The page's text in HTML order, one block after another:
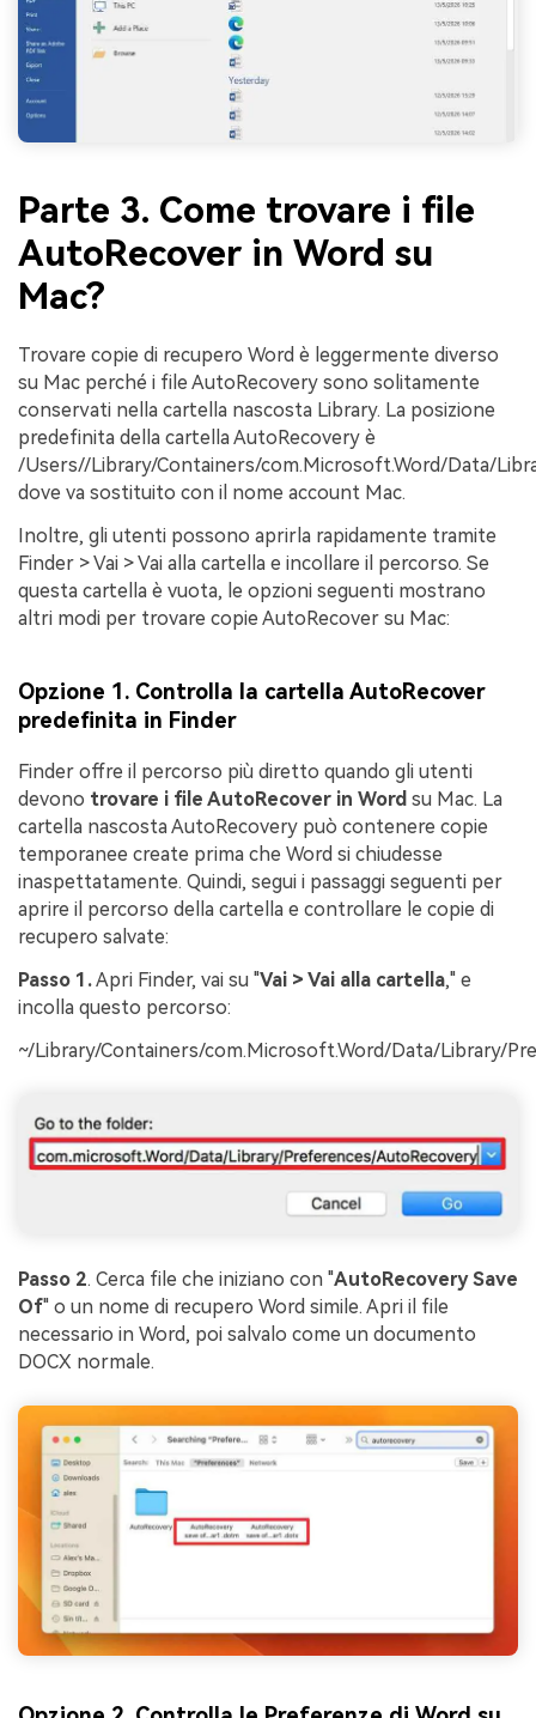
Parte 3. Come trovare i file
AutoRecover in Word su
Mac?
Trovare copie di recupero Word è leggermente diverso
su Mac perché i file AutoRecovery sono solitamente
conservati nella cartella nascosta Library. La posizione
predefinita della cartella AutoRecovery è
/Users//Library/Containers/com.Microsoft.Word/Data/
dove va sostituito con il nome account Mac.
Inoltre, gli utenti possono aprirla rapidamente tramite
Finder > Vai > Vai alla cartella e incollare il percorso. Se
questa cartella è vuota, le opzioni seguenti mostrano
altri modi per trovare copie AutoRecover su Mac:
Opzione 1. Controlla la cartella AutoRecover
predefinita in Finder
Finder offre il percorso più diretto quando gli utenti
devono trovare i file AutoRecover in Word su Mac. La
cartella nascosta AutoRecovery può contenere copie
temporanee create prima che Word si chiudesse
inaspettatamente. Quindi, segui i passaggi seguenti per
aprire il percorso della cartella e controllare le copie di
recupero salvate:
Passo 1.Apri Finder, vai su "Vai > Vai alla cartella," e
incolla questo percorso:
~/Library/Containers/com.Microsoft.Word/Data/Library/
Passo 2. Cerca file che iniziano con "AutoRecovery Save
Of" o un nome di recupero Word simile. Apri il file
necessario in Word, poi salvalo come un documento
DOCX normale.